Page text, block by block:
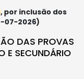
, por inclusão dos
07-2026)
DAS PROVAS
E SECUNDÁRIO